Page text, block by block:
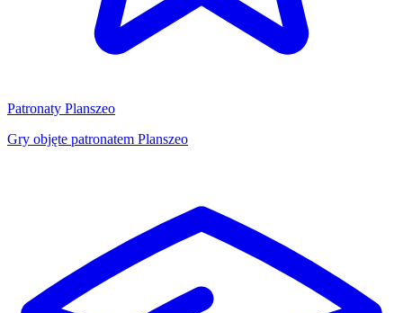
Patronaty Planszeo
Gry objęte patronatem Planszeo